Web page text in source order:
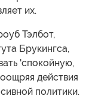
их.
Тэлбот,
Брукингса,
'спокойную,
действия
политики.